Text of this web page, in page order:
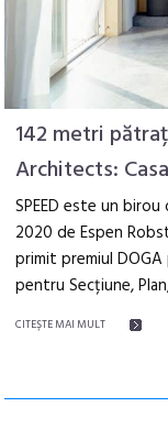
142 metri
Architects:
SPEED este un
2020 de Espen
primit premiul
pentru Secțiune,
CITEŞTE MAI MULT